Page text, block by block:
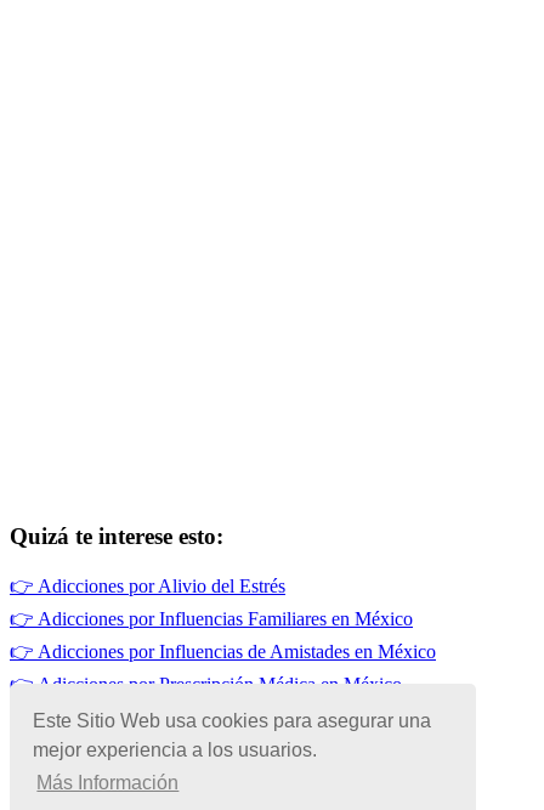
Este Sitio Web usa cookies para asegurar una
mejor experiencia a los usuarios.
Más Información
Quizá te interese esto:
👉 Adicciones por Alivio del Estrés
👉 Adicciones por Influencias Familiares en México
👉 Adicciones por Influencias de Amistades en México
👉 Adicciones por Prescripción Médica en México
👉Adicciones por Desintegración Familiar
👉Adicciones por Falta de Sueño
© Copyright 2026 | Todos los Derechos Reservados